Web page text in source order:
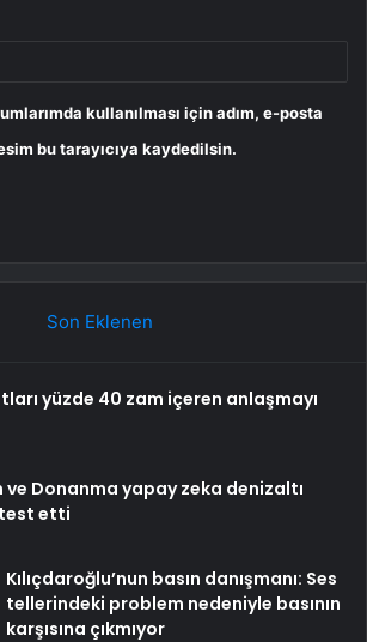
kullanılması için adım, e-posta
bu tarayıcıya kaydedilsin.
Son Eklenen
yüzde 40 zam içeren anlaşmayı
Donanma yapay zeka denizaltı
etti
Kılıçdaroğlu’nun basın danışmanı: Ses
tellerindeki problem nedeniyle basının
karşısına çıkmıyor